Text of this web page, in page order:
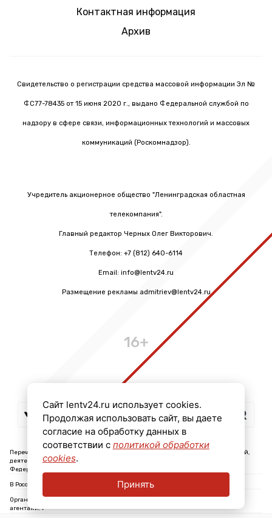
Контактная информация
Архив
Свидетельство о регистрации средства массовой информации Эл №
ФС77-78435 от 15 июня 2020 г., выдано Федеральной службой по
надзору в сфере связи, информационных технологий и массовых
коммуникаций (Роскомнадзор).
Учредитель акционерное общество "Ленинградская областная
телекомпания".
Главный редактор Черных Олег Викторович.
Телефон: +7 (812) 640-6114
Email: info@lentv24.ru
Размещение рекламы admitriev@lentv24.ru
16+
Перечень иностранных и международных неправительственных организаций,
деятельность которых признана нежелательной на территории Российской
Федерации: ↓
В России признаны экстремистскими и запрещены организации: ↓
Организации, СМИ и физические лица, признанные в России иностранными
агентами: ↓
Сайт lentv24.ru использует cookies.
Продолжая использовать сайт, вы даете
согласие на обработку данных в
соответствии с политикой обработки
cookies.
Принять